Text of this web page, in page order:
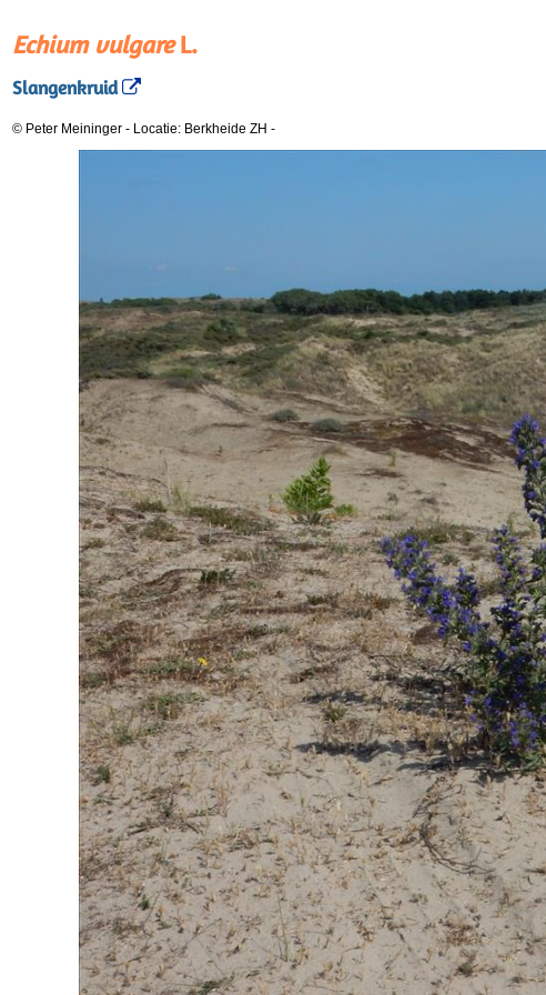
Echium vulgareL.
Slangenkruid
© Peter Meininger - Locatie: Berkheide ZH -